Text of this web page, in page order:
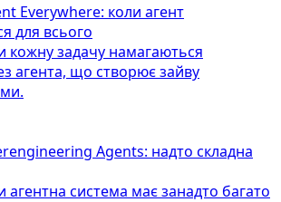
Everywhere: коли агент
для всього
кожну задачу намагаються
агента, що створює зайву
Agents: надто складна
система має занадто багато